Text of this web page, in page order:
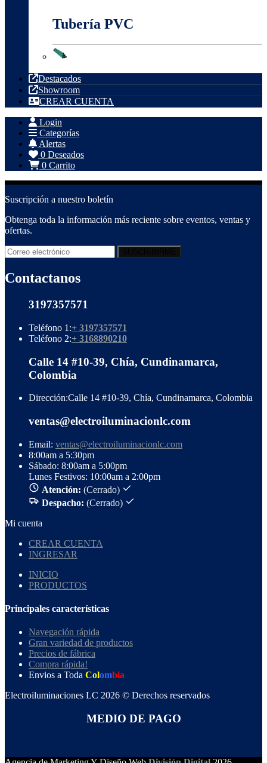
Tubería PVC
Destacados
Showroom
CREAR CUENTA
Login
Categorías
Alertas
0 Deseados
0 Carrito
Suscripción a nuestro boletín
Obtenga toda la información más reciente sobre eventos, ventas y
ofertas.
Contactanos
3197357571
Teléfono 1:+ 3197357571
Teléfono 2:+ 3168890210
Calle 14 #10-39, Chía, Cundinamarca,
Colombia
Dirección:Calle 14 #10-39, Chía, Cundinamarca, Colombia
ventas@electroiluminacionlc.com
Email: ventas@electroiluminacionlc.com
8:00am a 5:30pm
Sábado: 8:00am a 5:00pm
Lunes Festivos: 10:00am a 2:00pm
Atención: (Cerrado)
Despacho: (Cerrado)
Mi cuenta
CREAR CUENTA
INGRESAR
INICIO
PRODUCTOS
Principales características
Navegación rápida
Gran variedad de productos
Precios de fábrica
Compra rápida!
Envios a Toda Colombia
Electroiluminaciones LC 2026 © Derechos reservados
MEDIO DE PAGO